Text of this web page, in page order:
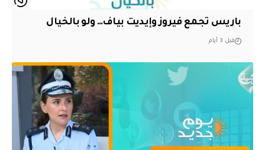
باريس تجمع فيروز وإيديت بياف… ولو بالخيال
قبل 3 أيام